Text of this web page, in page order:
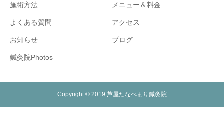
施術方法 メニュー＆料金
よくある質問 アクセス
お知らせ ブログ
鍼灸院Photos
Copyright © 2019 芦屋たなべまり鍼灸院